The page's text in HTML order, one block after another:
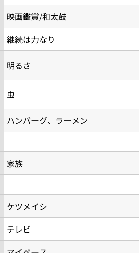
映画鑑賞/和太鼓
継続は力なり
明るさ
虫
ハンバーグ、ラーメン
家族
ケツメイシ
テレビ